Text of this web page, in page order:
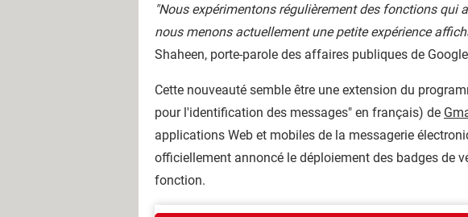
"Nous expérimentons régulièrement des fonctions qui
nous menons actuellement une petite expérience
Shaheen, porte-parole des affaires publiques de
Cette nouveauté semble être une extension du
pour l'identification des messages" en français) de
applications Web et mobiles de la messagerie
officiellement annoncé le déploiement des badges de
fonction.